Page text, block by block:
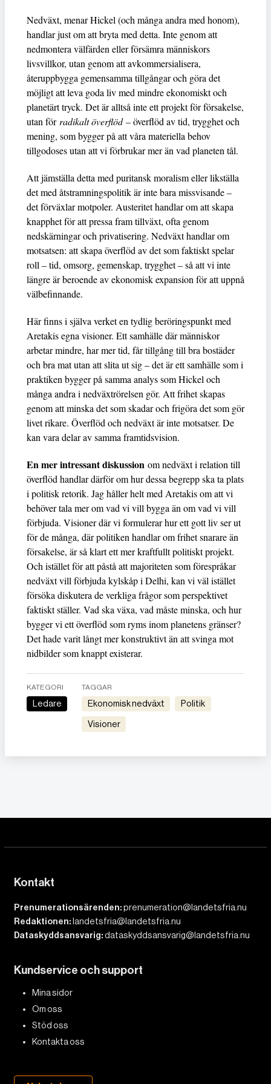
Nedväxt, menar Hickel (och många andra med honom),
handlar just om att bryta med detta. Inte genom att
nedmontera välfärden eller försämra människors
livsvillkor, utan genom att avkommersialisera,
återuppbygga gemensamma tillgångar och göra det
möjligt att leva goda liv med mindre ekonomiskt och
planetärt tryck. Det är alltså inte ett projekt för försakelse,
utan för radikalt överflöd– överflöd av tid, trygghet och
mening, som bygger på att våra materiella behov
tillgodoses utan att vi förbrukar mer än vad planeten tål.
Att jämställa detta med puritansk moralism eller likställa
det med åtstramningspolitik är inte bara missvisande –
det förväxlar motpoler. Austeritet handlar om att skapa
knapphet för att pressa fram tillväxt, ofta genom
nedskärningar och privatisering. Nedväxt handlar om
motsatsen: att skapa överflöd av det som faktiskt spelar
roll – tid, omsorg, gemenskap, trygghet – så att vi inte
längre är beroende av ekonomisk expansion för att uppnå
välbefinnande.
Här finns i själva verket en tydlig beröringspunkt med
Aretakis egna visioner. Ett samhälle där människor
arbetar mindre, har mer tid, får tillgång till bra bostäder
och bra mat utan att slita ut sig – det är ett samhälle som i
praktiken bygger på samma analys som Hickel och
många andra i nedväxtrörelsen gör. Att frihet skapas
genom att minska det som skadar och frigöra det som gör
livet rikare. Överflöd och nedväxt är inte motsatser. De
kan vara delar av samma framtidsvision.
En mer intressant diskussion om nedväxt i relation till
överflöd handlar därför om hur dessa begrepp ska ta plats
i politisk retorik. Jag håller helt med Aretakis om att vi
behöver tala mer om vad vi vill bygga än om vad vi vill
förbjuda. Visioner där vi formulerar hur ett gott liv ser ut
för de många, där politiken handlar om frihet snarare än
försakelse, är så klart ett mer kraftfullt politiskt projekt.
Och istället för att påstå att majoriteten som förespråkar
nedväxt vill förbjuda kylskåp i Delhi, kan vi väl istället
försöka diskutera de verkliga frågor som perspektivet
faktiskt ställer. Vad ska växa, vad måste minska, och hur
bygger vi ett överflöd som ryms inom planetens gränser?
Det hade varit långt mer konstruktivt än att svinga mot
nidbilder som knappt existerar.
KATEGORI
Ledare
TAGGAR
ekonomisk nedväxt Politik
Visioner
Kontakt
Prenumerationsärenden:prenumeration@landetsfria.nu
Redaktionen:landetsfria@landetsfria.nu
Dataskyddsansvarig:dataskyddsansvarig@landetsfria.nu
Kundservice och support
Mina sidor
Om oss
Stöd oss
Kontakta oss